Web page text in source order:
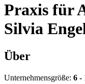
Praxis für
Silvia
Über
Unternehmensgröße: 6 -